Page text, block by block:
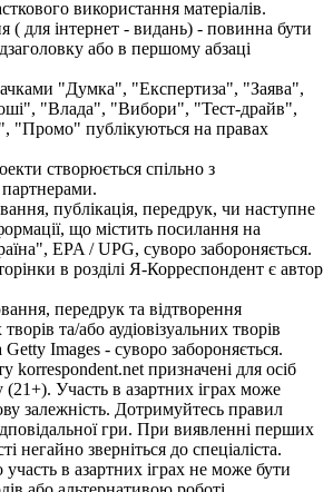
використання матеріалів.
( для інтернет - видань) - повинна бути
або в першому абзаці
"Думка", "Експертиза", "Заява",
"Влада", "Вибори", "Тест-драйв",
"Промо" публікуються на правах
створюється спільно з
публікація, передрук, чи наступне
що містить посилання на
EPA / UPG, суворо забороняється.
в розділі Я-Корреспондент є автор
передрук та відтворення
та/або аудіовізуальних творів
Images - суворо забороняється.
korrespondent.net призначені для осіб
(21+). Участь в азартних іграх може
залежність. Дотримуйтесь правил
гри. При виявленні перших
негайно зверніться до спеціаліста.
в азартних іграх не може бути